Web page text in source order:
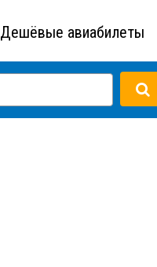
Дешёвые авиабилеты